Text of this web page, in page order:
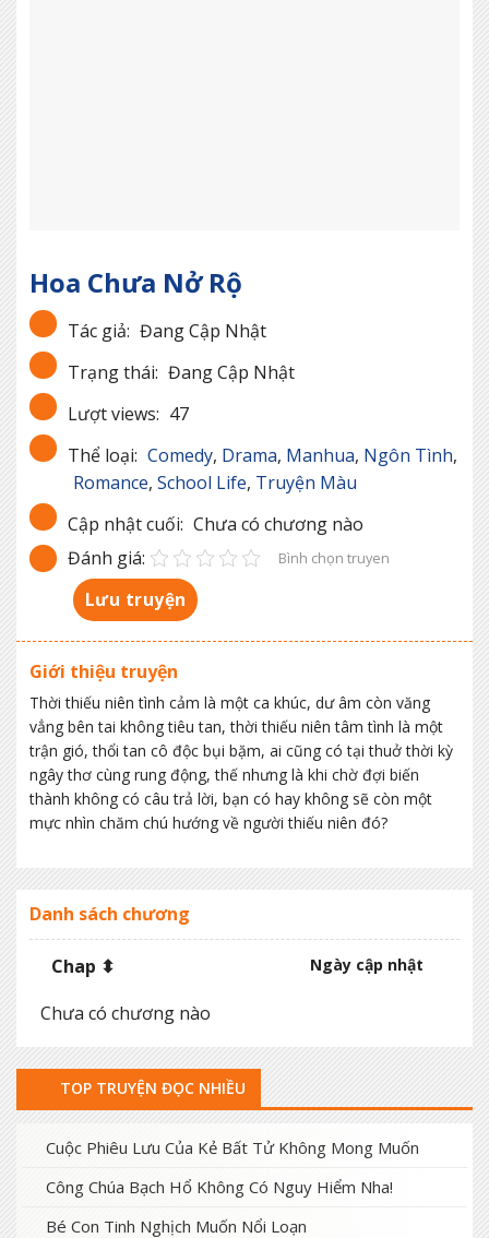
Hoa Chưa Nở Rộ
Tác giả: Đang Cập Nhật
Trạng thái: Đang Cập Nhật
Lượt views: 47
Thể loại: Comedy, Drama, Manhua, Ngôn Tình,
Romance, School Life, Truyện Màu
Cập nhật cuối: Chưa có chương nào
Đánh giá:
Bình chọn truyen
Lưu truyện
Giới thiệu truyện
Thời thiếu niên tình cảm là một ca khúc, dư âm còn văng
vẳng bên tai không tiêu tan, thời thiếu niên tâm tình là một
trận gió, thổi tan cô độc bụi bặm, ai cũng có tại thuở thời kỳ
ngây thơ cùng rung động, thế nhưng là khi chờ đợi biến
thành không có câu trả lời, bạn có hay không sẽ còn một
mực nhìn chăm chú hướng về người thiếu niên đó?
Danh sách chương
Chap ⬍ Ngày cập nhật
Chưa có chương nào
TOP TRUYỆN ĐỌC NHIỀU
Cuộc Phiêu Lưu Của Kẻ Bất Tử Không Mong Muốn
Công Chúa Bạch Hổ Không Có Nguy Hiểm Nha!
Bé Con Tinh Nghịch Muốn Nổi Loạn